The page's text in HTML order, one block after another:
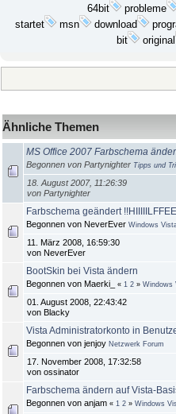
64bit probleme
startet
msn download
bit original
Ähnliche Themen
MS Office 2007 Farbschema
Begonnen von Partynighter Tipps und
18. August 2007, 11:26:39
von Partynighter
Farbschema geändert !!HIIIIILFFEE
Begonnen von NeverEver Windows
11. März 2008, 16:59:30
von NeverEver
BootSkin bei Vista ändern
Begonnen von Maerki_ « 1 2 » Windows
01. August 2008, 22:43:42
von Blacky
Vista Administratorkonto in
Begonnen von jenjoy Netzwerk Forum
17. November 2008, 17:32:58
von ossinator
Farbschema ändern auf Vista-
Begonnen von anjam « 1 2 » Windows